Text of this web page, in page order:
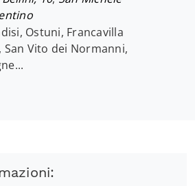
Ostuni, Francavilla
San Vito dei Normanni,